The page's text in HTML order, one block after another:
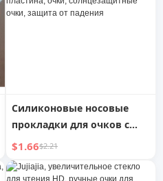
солнцезащитные очки
Силиконовые носовые
прокладки для очков с
массажем, воздушная
подушка, носовые
наклейки, увеличение
$1.66$2.21